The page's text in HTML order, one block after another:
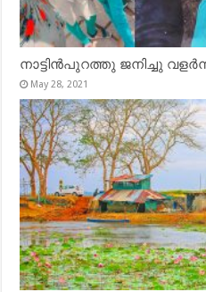
നാട്ടിൻപുറത്തു ജനിച്ചു
May 28, 2021